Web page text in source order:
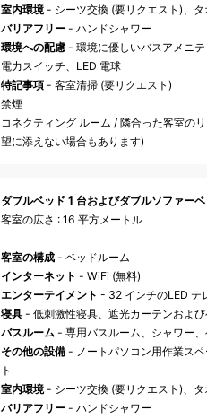
室内環境- シーツ交換 (要リクエスト)、
バリアフリー- ハンドシャワー
環境への配慮- 環境に優しいバスアメニ
電力スイッチ、LED 電球
特記事項- 客室清掃 (要リクエスト)
禁煙
コネクティング ルーム / 隣合った客室の
望に添えない場合もあります)
ダブルベッド 1 台およびダブルソファー
客室の広さ : 16 平方メートル
客室の構成- ベッドルーム
インターネット - WiFi (無料)
エンターテイメント - 32 インチのLED テ
寝具- 低刺激性寝具、遮光カーテンおよび
バスルーム- 専用バスルーム、シャワー
その他の設備- ノートパソコン用作業ス
ト
室内環境- シーツ交換 (要リクエスト)、
バリアフリー- ハンドシャワー